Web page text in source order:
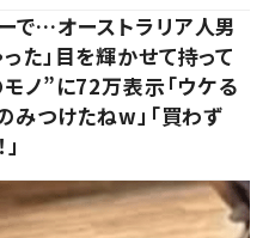
で…オーストラリア人男
た」目を輝かせて持って
ノ”に72万表示「ウケる
みつけたねw」「買わず